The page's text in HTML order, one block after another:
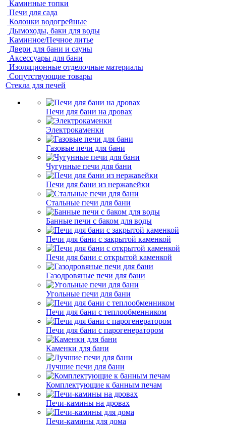
Каминные топки
Печи для сада
Колонки водогрейные
Дымоходы, баки для воды
Каминное/Печное литье
Двери для бани и сауны
Аксессуары для бани
Изоляционные отделочные материалы
Сопутствующие товары
Стекла для печей
Печи для бани на дровах
Электрокаменки
Газовые печи для бани
Чугунные печи для бани
Печи для бани из нержавейки
Стальные печи для бани
Банные печи с баком для воды
Печи для бани с закрытой каменкой
Печи для бани с открытой каменкой
Газодровяные печи для бани
Угольные печи для бани
Печи для бани с теплообменником
Печи для бани с парогенератором
Каменки для бани
Лучшие печи для бани
Комплектующие к банным печам
Печи-камины на дровах
Печи-камины для дома